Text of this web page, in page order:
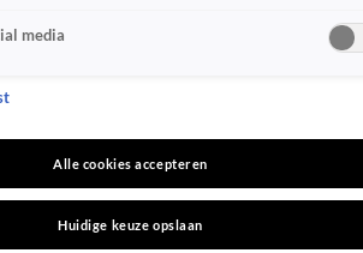
en Jessie Jazz
kinderwens niet
media
Alle cookies accepteren
Huidige keuze opslaan